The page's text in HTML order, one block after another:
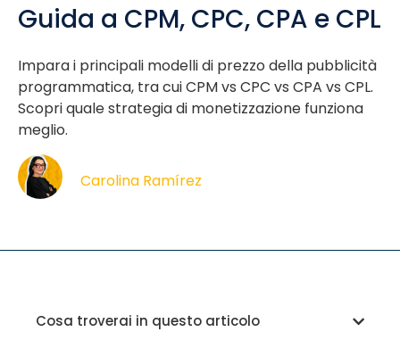
Guida a CPM, CPC, CPA e CPL
Impara i principali modelli di prezzo della pubblicità
programmatica, tra cui CPM vs CPC vs CPA vs CPL.
Scopri quale strategia di monetizzazione funziona
meglio.
Carolina Ramírez
Cosa troverai in questo articolo